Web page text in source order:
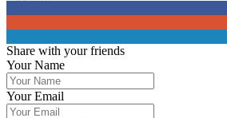
Share with your friends
Your Name
Your Email